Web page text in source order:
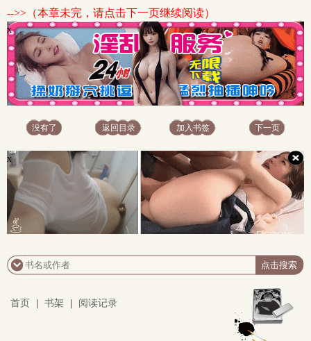
-->>（本章未完，请点击下一页继续阅读）
x
没有了 返回目录 加入书签 下一页
x
首页 书架 阅读记录